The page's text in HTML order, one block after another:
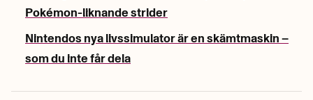
Pokémon-liknande strider
Nintendos nya livssimulator är en skämtmaskin –
som du inte får dela